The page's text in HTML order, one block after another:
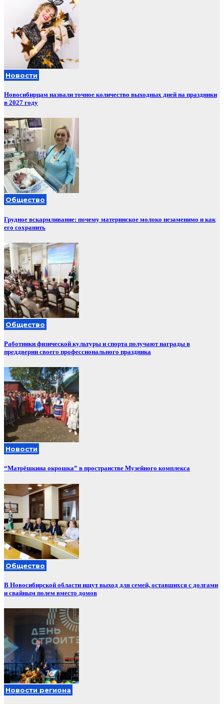
Новости
Новосибирцам назвали точное количество выходных дней на праздники
в 2027 году
Общество
Грудное вскармливание: почему материнское молоко незаменимо и как
его сохранить
Общество
Работники физической культуры и спорта получают награды в
преддверии своего профессионального праздника
Новости
“Матрёшкина окрошка” в пространстве Музейного комплекса
Общество
В Новосибирской области ищут выход для семей, оставшихся с долгами
и свайным полем вместо домов
Новости региона